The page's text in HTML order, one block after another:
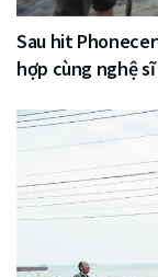
Sau hit
hợp cùng nghệ